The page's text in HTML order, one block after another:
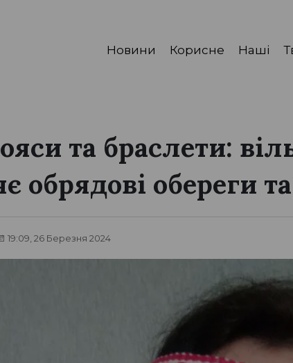
Новини Корисне Наші
та браслети:
обрядові обереги
19:09, 26 Березня 2024